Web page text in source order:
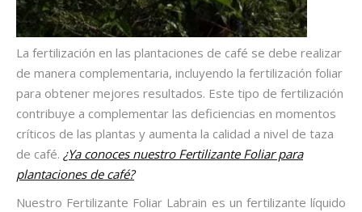
La fertilización en las plantaciones de café se debe realizar
de manera complementaria, incluyendo la fertilización foliar
para obtener mejores resultados. Este tipo de fertilización
contribuye a complementar las deficiencias en momentos
críticos de las plantas y aumenta la calidad a nivel de taza
de café. ¿Ya conoces nuestro Fertilizante Foliar para
plantaciones de café?
Nuestro Fertilizante Foliar Labrain es un fertilizante líquido